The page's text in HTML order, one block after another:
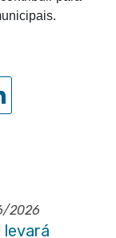
2026
levará